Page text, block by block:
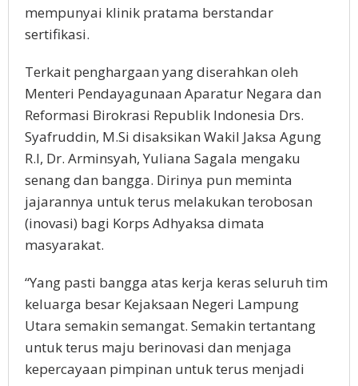
mempunyai klinik pratama berstandar
sertifikasi.
Terkait penghargaan yang diserahkan oleh
Menteri Pendayagunaan Aparatur Negara dan
Reformasi Birokrasi Republik Indonesia Drs.
Syafruddin, M.Si disaksikan Wakil Jaksa Agung
R.I, Dr. Arminsyah, Yuliana Sagala mengaku
senang dan bangga. Dirinya pun meminta
jajarannya untuk terus melakukan terobosan
(inovasi) bagi Korps Adhyaksa dimata
masyarakat.
“Yang pasti bangga atas kerja keras seluruh tim
keluarga besar Kejaksaan Negeri Lampung
Utara semakin semangat. Semakin tertantang
untuk terus maju berinovasi dan menjaga
kepercayaan pimpinan untuk terus menjadi